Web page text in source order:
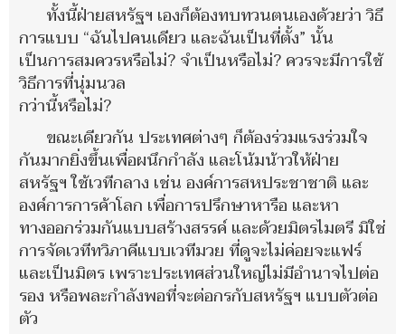
ทั้งนี้ฝ่ายสหรัฐฯ เองก็ต้องทบทวนตนเองด้วยว่า วิธี
การแบบ “ฉันไปคนเดียว และฉันเป็นที่ตั้ง” นั้น
เป็นการสมควรหรือไม่? จำเป็นหรือไม่? ควรจะมีการใช้
วิธีการที่นุ่มนวล
กว่านี้หรือไม่?
ขณะเดียวกัน ประเทศต่างๆ ก็ต้องร่วมแรงร่วมใจ
กันมากยิ่งขึ้นเพื่อผนึกกำลัง และโน้มน้าวให้ฝ่าย
สหรัฐฯ ใช้เวทีกลาง เช่น องค์การสหประชาชาติ และ
องค์การการค้าโลก เพื่อการปรึกษาหารือ และหา
ทางออกร่วมกันแบบสร้างสรรค์ และด้วยมิตรไมตรี มิใช่
การจัดเวทีทวิภาคีแบบเวทีมวย ที่ดูจะไม่ค่อยจะแฟร์
และเป็นมิตร เพราะประเทศส่วนใหญ่ไม่มีอำนาจไปต่อ
รอง หรือพละกำลังพอที่จะต่อกรกับสหรัฐฯ แบบตัวต่อ
ตัว